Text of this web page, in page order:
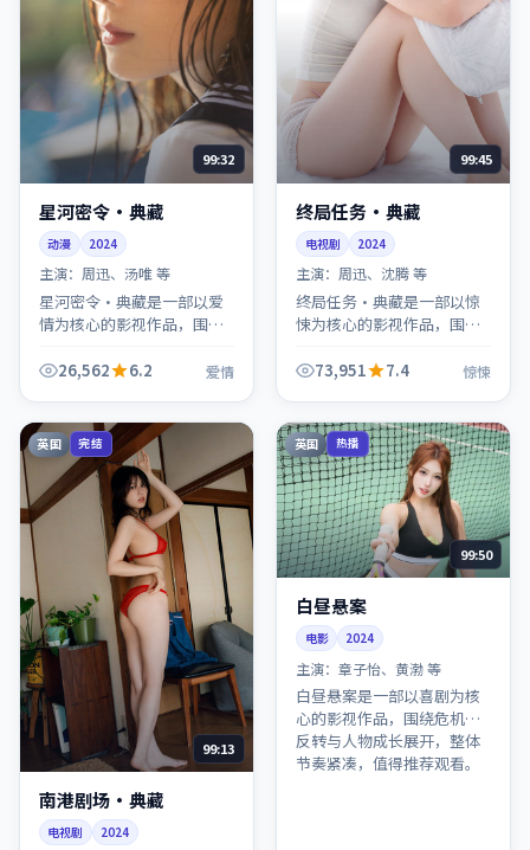
99:32
星河密令·典藏
动漫 2024
主演： 周迅、汤唯 等
星河密令·典藏是一部以爱
情为核心的影视作品，围绕
开，整体节奏紧凑，值得推
26,562 6.2 爱情
99:45
终局任务·典藏
电视剧 2024
主演：周迅、沈腾 等
终局任务·典藏是一部以惊
悚为核心的影视作品，围绕
开，整体节奏紧凑，值得推
73,951 7.4 惊悚
英国 完结
99:13
南港剧场·典藏
电视剧 2024
英国 热播
99:50
白昼悬案
电影 2024
主演：章子怡、黄渤 等
白昼悬案是一部以喜剧为核
心的影视作品，围绕危机、
反转与人物成长展开，整体
节奏紧凑，值得推荐观看。